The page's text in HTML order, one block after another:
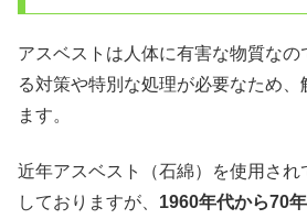
アスベストは人体に有害な物質な
る対策や特別な処理が必要なため
ます。
近年アスベスト（石綿）を使用さ
しておりますが、 1960年代から70